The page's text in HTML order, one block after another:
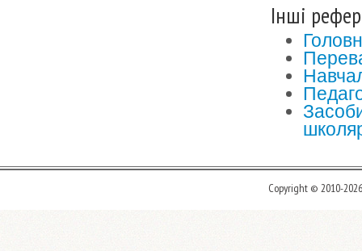
Інші
Copyright © 2010-